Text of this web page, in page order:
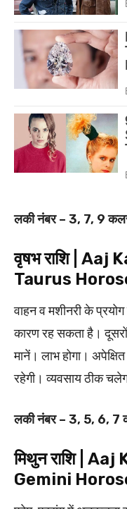
लकी नंबर – 3, 7, 9
वृषभ राशि | Aaj
Taurus
वाहन व मशीनरी के
कारण रह सकता है।
मानें। लाभ होगा।
रहेगी। व्यवसाय ठीक
लकी नंबर – 3, 5, 6, 7
मिथुन राशि |
Gemini